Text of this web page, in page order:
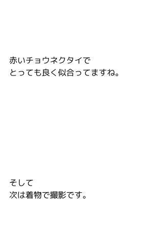
赤いチョウネクタイで
とっても良く似合ってますね。
そして
次は着物で撮影です。